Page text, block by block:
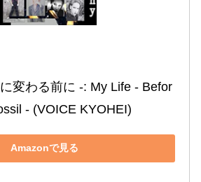
に変わる前に ‐: My Life ‐ Befor
‐ (VOICE KYOHEI)
Amazonで見る